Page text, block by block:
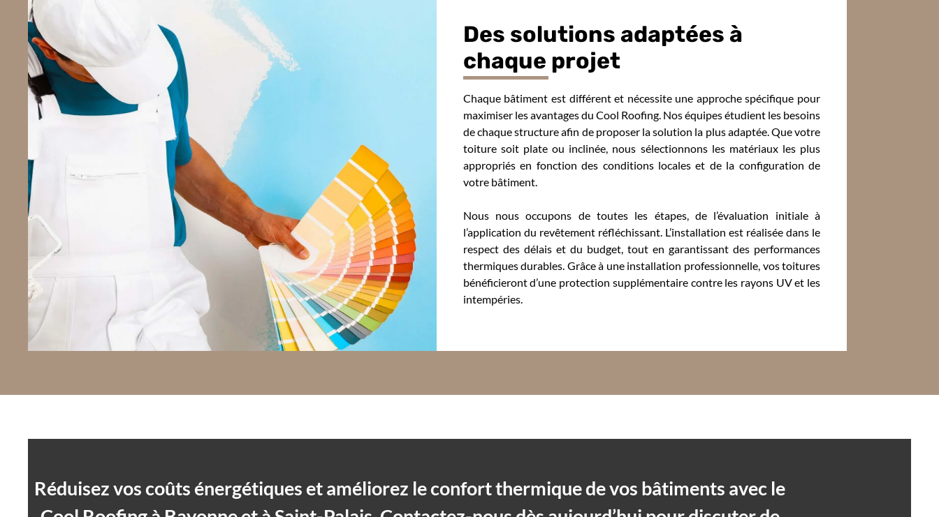
Des solutions adaptées à
chaque projet
Chaque bâtiment est différent et nécessite une approche spécifique pour
maximiser les avantages du Cool Roofing. Nos équipes étudient les besoins
de chaque structure afin de proposer la solution la plus adaptée. Que votre
toiture soit plate ou inclinée, nous sélectionnons les matériaux les plus
appropriés en fonction des conditions locales et de la configuration de
votre bâtiment.
Nous nous occupons de toutes les étapes, de l’évaluation initiale à
l’application du revêtement réfléchissant. L’installation est réalisée dans le
respect des délais et du budget, tout en garantissant des performances
thermiques durables. Grâce à une installation professionnelle, vos toitures
bénéficieront d’une protection supplémentaire contre les rayons UV et les
intempéries.
Réduisez vos coûts énergétiques et améliorez le confort thermique de vos bâtiments avec le